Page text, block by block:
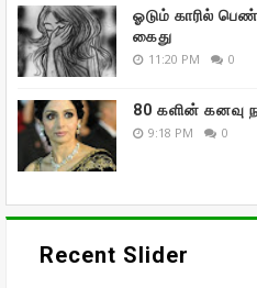
ஓடும் காரில்
கைது
11:20 PM 0
80 களின் கனவு
9:18 PM 0
Recent Slider